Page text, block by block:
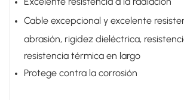
Cable excepcional y excelente
abrasión, rigidez dieléctrica,
resistencia térmica en largo
Protege contra la corrosión